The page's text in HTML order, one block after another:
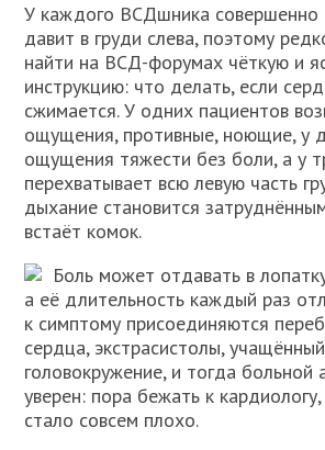
У каждого ВСДшника совершенно
давит в груди слева, поэтому
найти на ВСД-форумах чёткую и
инструкцию: что делать, если
сжимается. У одних пациентов
ощущения, противные, ноющие, у
ощущения тяжести без боли, а у
перехватывает всю левую часть
дыхание становится
встаёт комок.
Боль может отдавать в
а её длительность каждый раз
к симптому присоединяются
сердца, экстрасистолы,
головокружение, и тогда больной
уверен: пора бежать к
стало совсем плохо.